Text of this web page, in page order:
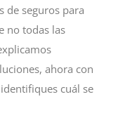
de seguros para
no todas las
ahora con
cuál se